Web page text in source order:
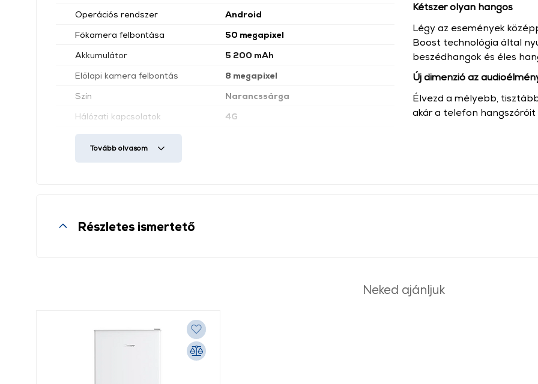
Operációs rendszer
Android
Főkamera felbontása
50 megapixel
Akkumulátor
5 200 mAh
Előlapi kamera felbontás
8 megapixel
Szín
Narancssárga
Hálózati kapcsolatok
4G
Súly
Tovább olvasom
Kétszer olyan hangos
Légy az események
Boost technológia által
beszédhangok és éles
Új dimenzió az
Élvezd a mélyebb,
akár a telefon hangszóróit
Részletes ismertető
Neked ajánljuk